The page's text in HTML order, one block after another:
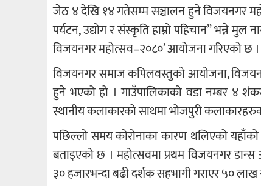
जेठ ४ देखि १४ गतेसम्म सञ्चालन हुने विजयनगर
पर्यटन, उद्योग र संस्कृति हाम्रो पहिचान” भन्ने मुल
विजयनगर महोत्सव–२०८०’ आयोजना गरिएको छ ।
विजयनगर समाज कपिलवस्तुको आयोजना,
हुने भएको हो । गाउँपालिकाको वडा नम्बर ४
स्थानीय कलाकारको साथमा भोजपुरी
पछिल्लो समय कोरोनाका कारण थलिएको
बताइएको छ । महोत्सवमा प्रथम विजयनगर
३० हजारभन्दा बढी दर्शक सहभागी गराएर ५० लाख